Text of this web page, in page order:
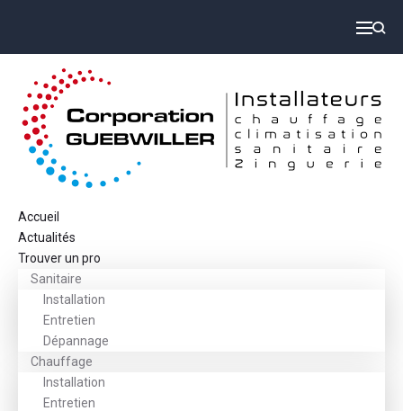
Accueil
Actualités
Trouver un pro
Sanitaire
Installation
Entretien
Dépannage
Chauffage
Installation
Entretien